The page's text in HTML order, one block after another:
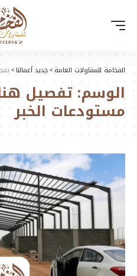
الفخامة للمقاولات العامة>جديد أعمالنا>
الوسم:تفصيل
مستودعات الخبر